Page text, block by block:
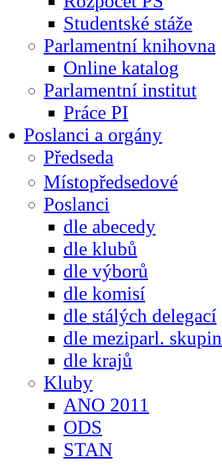
Studentské stáže
Parlamentní knihovna
Online katalog
Parlamentní institut
Práce PI
Poslanci a orgány
Předseda
Místopředsedové
Poslanci
dle abecedy
dle klubů
dle výborů
dle komisí
dle stálých delegací
dle meziparl. skupin
dle krajů
Kluby
ANO 2011
ODS
STAN